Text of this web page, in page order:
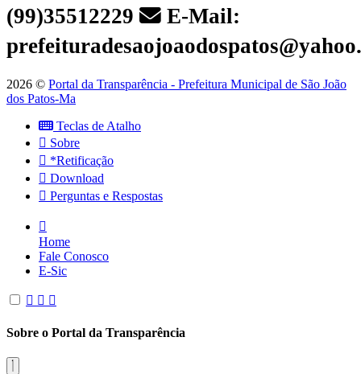
(99)35512229
E-Mail:
2026 © Portal da Transparência - Prefeitura Municipal de São João
dos Patos-Ma
Teclas de Atalho
Sobre
*Retificação
Download
Perguntas e Respostas
Home
Fale Conosco
E-Sic
Sobre o Portal da Transparência